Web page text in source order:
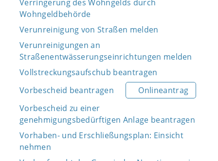
Verringerung des Wohngelds durch
Wohngeldbehörde
Verunreinigung von Straßen melden
Verunreinigungen an
Straßenentwässerungseinrichtungen melden
Vollstreckungsaufschub beantragen
Vorbescheid beantragen
Onlineantrag
Vorbescheid zu einer
genehmigungsbedürftigen Anlage beantragen
Vorhaben- und Erschließungsplan: Einsicht
nehmen